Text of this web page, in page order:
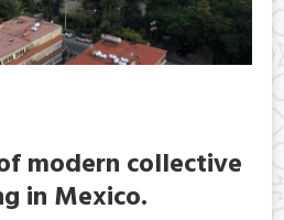
modern collective
in Mexico.